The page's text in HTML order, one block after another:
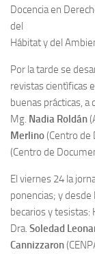
Docencia en
del
Hábitat y del
Por la tarde se
revistas cientìficas
buenas prácticas, a
Mg. Nadia Roldán
Merlino(Centro de
(Centro de
El viernes 24 la
ponencias; y desde
becarios y tesistas:
Dra. Soledad
Cannizzaron